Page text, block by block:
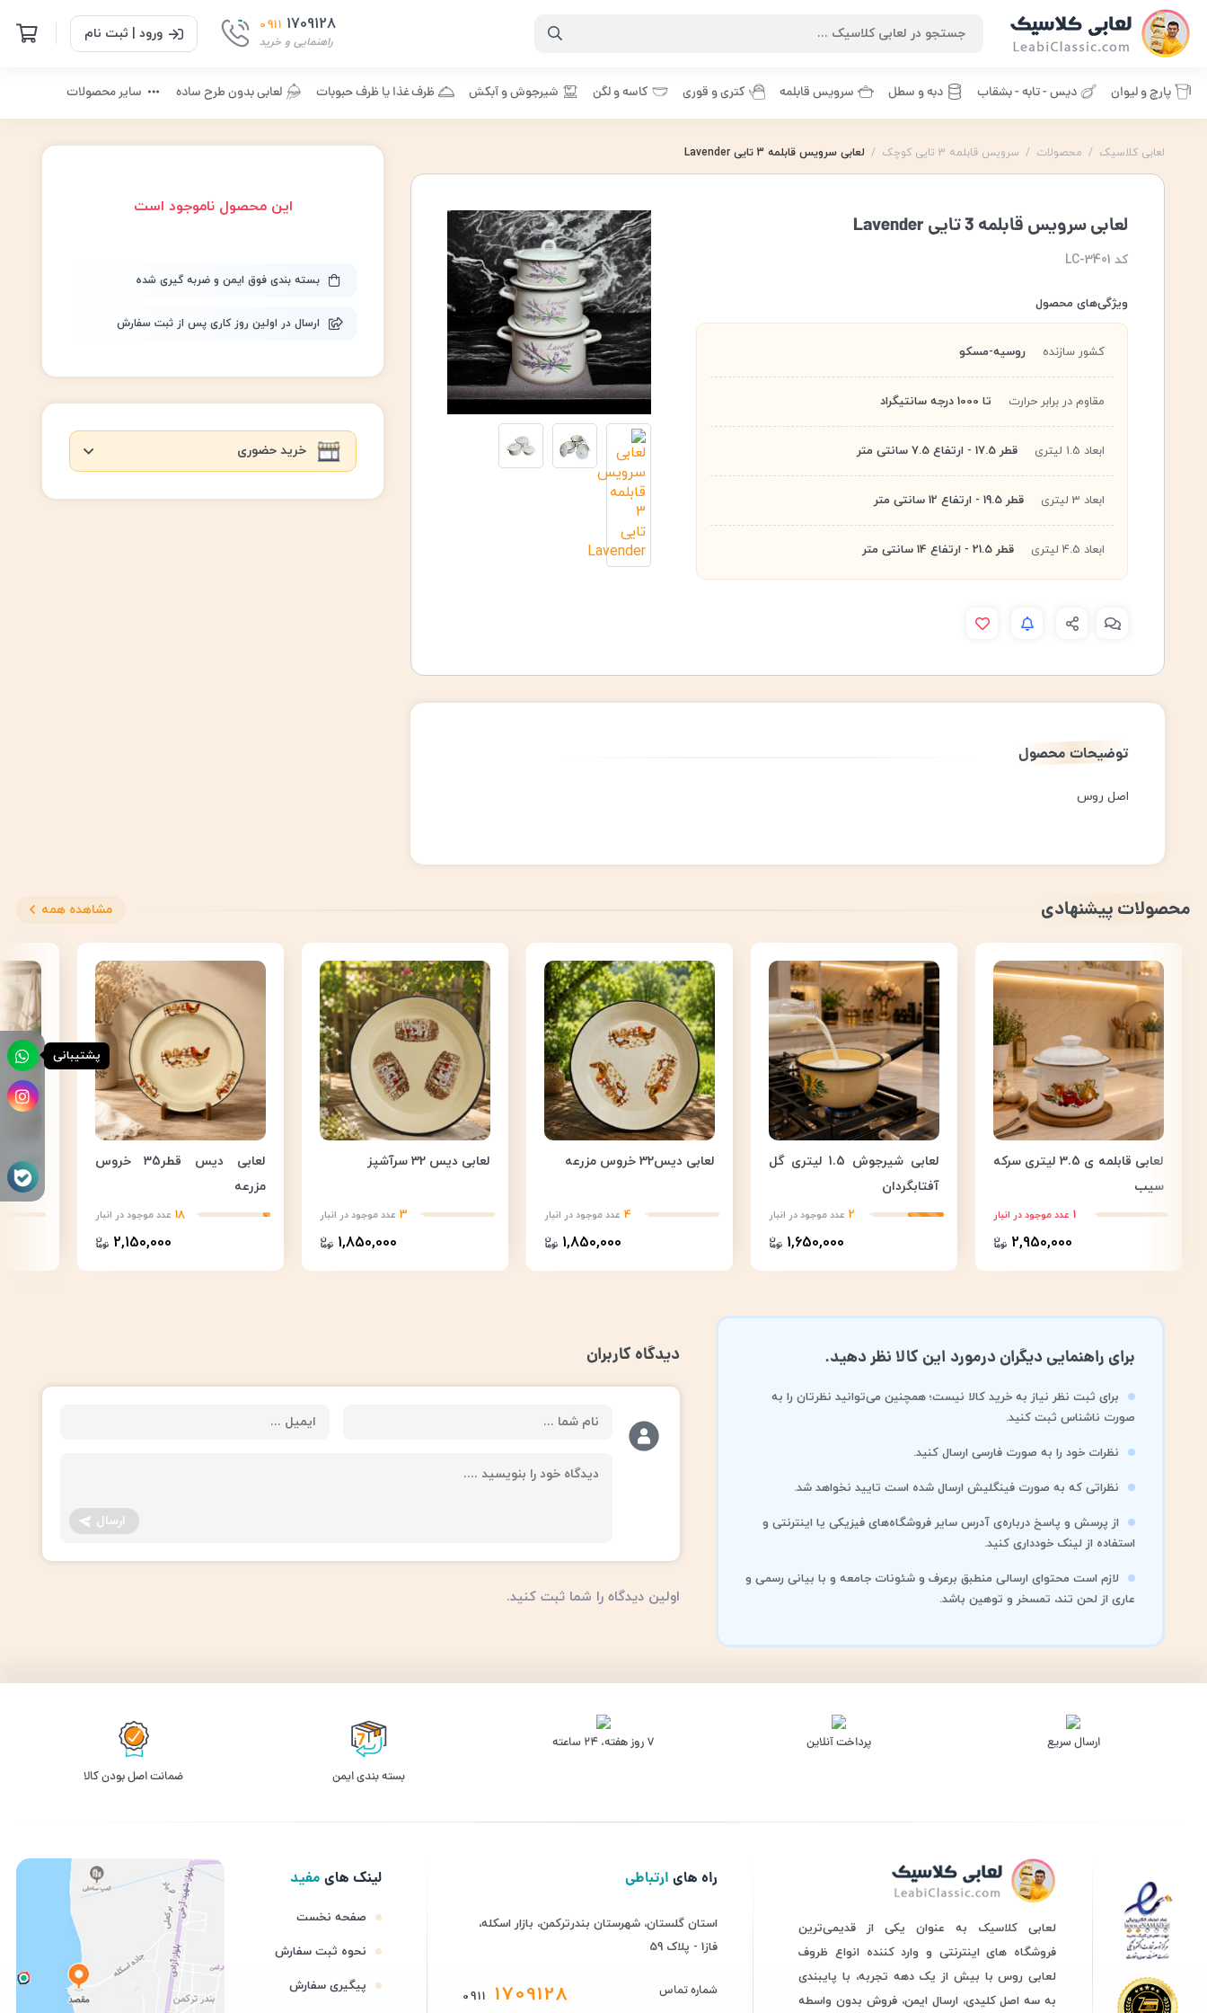
0911 1709128
راهنمایی و خرید ورود | ثبت نام
پارچ و لیوان دیس - تابه - بشقاب دبه و سطل سرویس قابلمه کتری و قوری کاسه و لگن شیرجوش و آبکش ظرف غذا یا ظرف حبوبات لعابی بدون طرح ساده سایر محصولات
لعابی کلاسیک / محصولات / سرویس قابلمه 3 تایی کوچک / لعابی سرویس قابلمه 3 تایی Lavender
سرویس قابلمه,سرویس قابلمه 3 تایی ,سرویس قابلمه 3 تایی Lavender ,سرویس قابلمه Lavnder ,سرویس قابلمه لوندر,
سرویس لوندر
لعابی سرویس قابلمه 3 تایی Lavender
کد LC-3401
ویژگی‌های محصول
کشور سازنده روسیه-مسکو
مقاوم در برابر حرارت تا 1000 درجه سانتیگراد
ابعاد 1.5 لیتری قطر 17.5 - ارتفاع 7.5 سانتی متر
ابعاد 3 لیتری قطر 19.5 - ارتفاع 12 سانتی متر
ابعاد 4.5 لیتری قطر 21.5 - ارتفاع 14 سانتی متر
توضیحات محصول
اصل روس
بسته بندی فوق ایمن و ضربه گیری شده
ارسال در اولین روز کاری پس از ثبت سفارش
خرید حضوری
محصولات پیشنهادی مشاهده همه
1 عدد موجود در انبار
لعابی قابلمه ی 3.5 لیتری سرکه
سیب
2,950,000
2 عدد موجود در انبار
لعابی شیرجوش 1.5 لیتری گل
آفتابگردان
1,650,000
4 عدد موجود در انبار
لعابی دیس32 خروس مزرعه
1,850,000
3 عدد موجود در انبار
لعابی دیس 32 سرآشپز
1,850,000
18 عدد موجود در انبار
لعابی دیس قطر35 خروس
مزرعه
2,150,000
لعابی ست 4
برای راهنمایی دیگران درمورد این کالا نظر دهید.
برای ثبت نظر نیاز به خرید کالا نیست؛ همچنین می‌توانید نظرتان را به
صورت ناشناس ثبت کنید.
نظرات خود را به صورت فارسی ارسال کنید.
نظراتی که به صورت فینگلیش ارسال شده است تایید نخواهد شد.
از پرسش و پاسخ درباره‌ی آدرس سایر فروشگاه‌های فیزیکی یا اینترنتی و
استفاده از لینک خودداری کنید.
لازم است محتوای ارسالی منطبق برعرف و شئونات جامعه و با بیانی رسمی و
عاری از لحن تند، تمسخر و توهین باشد.
دیدگاه کاربران
ارسال
اولین دیدگاه را شما ثبت کنید.
پشتیبانی
ارسال سریع پرداخت آنلاین
۷ روز ﻫﻔﺘﻪ، ۲۴ ﺳﺎﻋﺘﻪ
بسته بندی ایمن
ﺿﻤﺎﻧﺖ اﺻﻞ ﺑﻮدن ﮐﺎﻟﺎ
لعابی کلاسیک به عنوان یکی از قدیمی‌ترین
فروشگاه های اینترنتی و وارد کننده انواع ظروف
لعابی روس با بیش از یک دهه تجربه، با پایبندی
به سه اصل کلیدی، ارسال ایمن، فروش بدون واسطه
راه هایارتباطی
استان گلستان، شهرستان بندرترکمن، بازار اسکله،
فاز1 - پلاک 59
شماره تماس 0911 1709128
لینک های مفید
صفحه نخست
نحوه ثبت سفارش
پیگیری سفارش